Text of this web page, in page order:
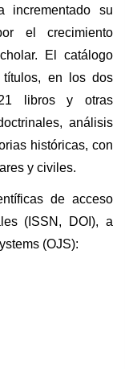
incrementado su
el crecimiento
El catálogo
en los dos
libros y otras
análisis
históricas, con
y civiles.
de acceso
(ISSN, DOI), a
(OJS):